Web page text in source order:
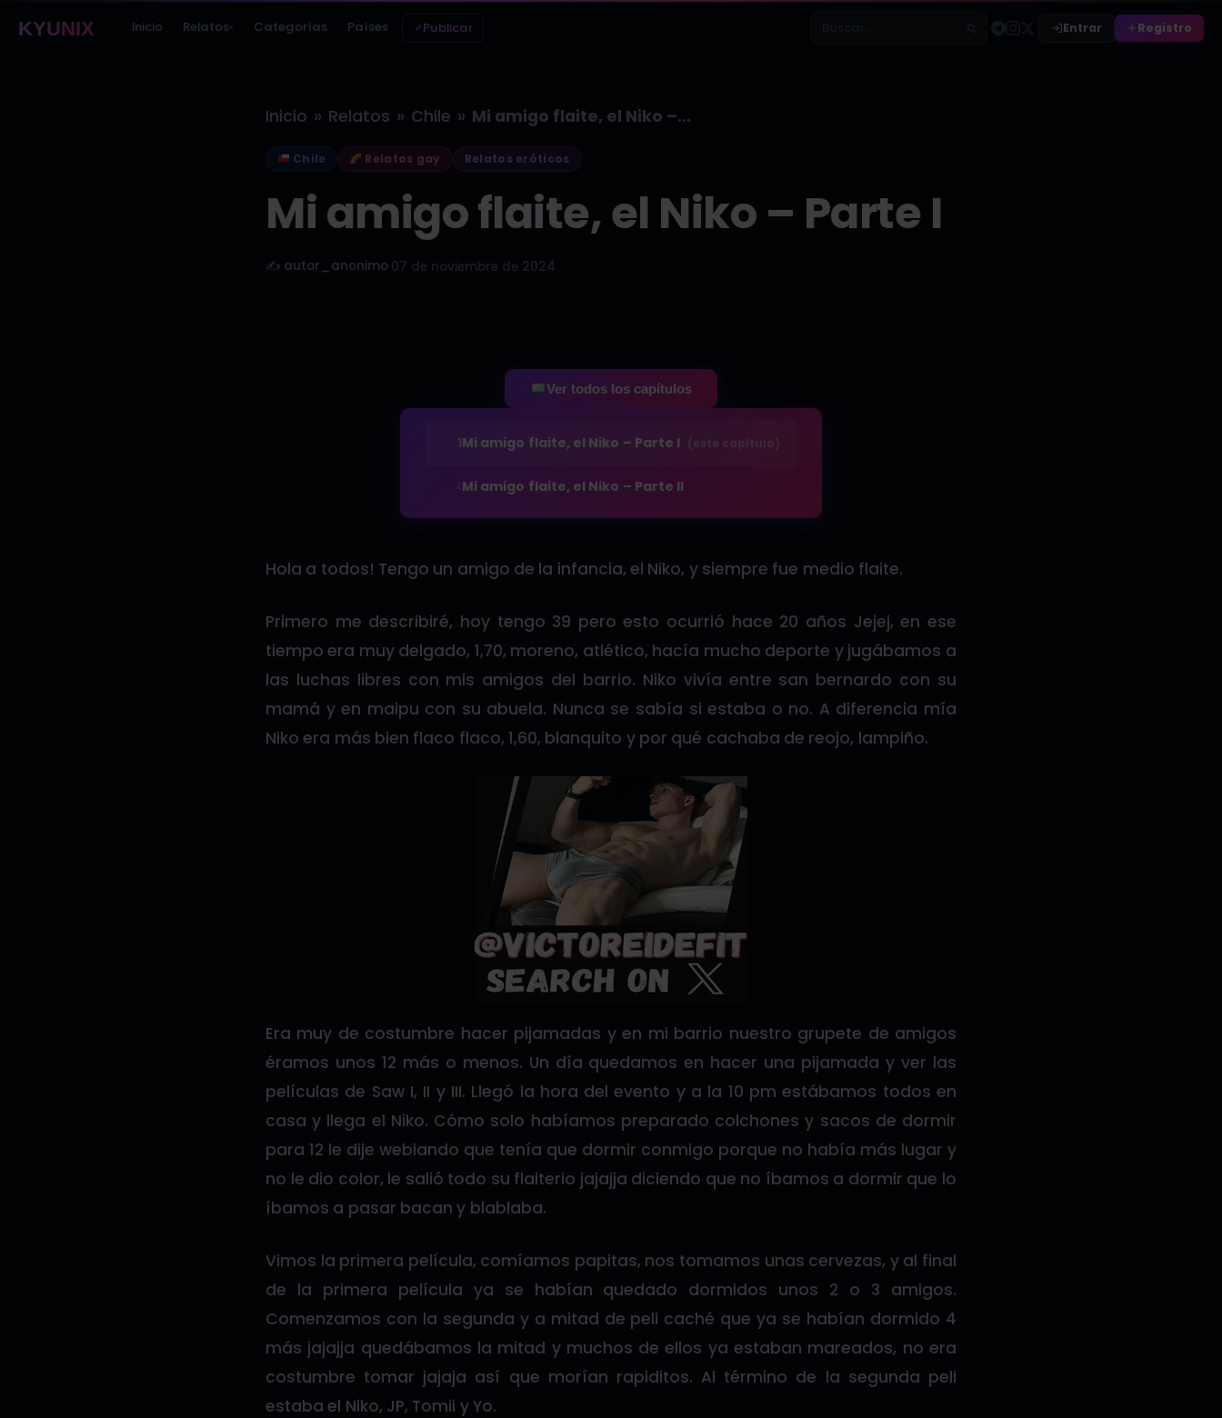
KYUNIX Inicio Relatos▾ Categorías Países Publicar Entrar Registro
Inicio » Relatos » Chile » Mi amigo flaite, el Niko –…
Chile Relatos gay Relatos eróticos
Mi amigo flaite, el Niko – Parte I
✍️ autor_anonimo 07 de noviembre de 2024
Ver todos los capítulos
1Mi amigo flaite, el Niko – Parte I (este capítulo)
Mi amigo flaite, el Niko – Parte II
Hola a todos! Tengo un amigo de la infancia, el Niko, y siempre fue medio flaite.
Primero me describiré, hoy tengo 39 pero esto ocurrió hace 20 años Jejej, en ese
tiempo era muy delgado, 1,70, moreno, atlético, hacía mucho deporte y jugábamos a
las luchas libres con mis amigos del barrio. Niko vivía entre san bernardo con su
mamá y en maipu con su abuela. Nunca se sabía si estaba o no. A diferencia mía
Niko era más bien flaco flaco, 1,60, blanquito y por qué cachaba de reojo, lampiño.
Era muy de costumbre hacer pijamadas y en mi barrio nuestro grupete de amigos
éramos unos 12 más o menos. Un día quedamos en hacer una pijamada y ver las
películas de Saw I, II y III. Llegó la hora del evento y a la 10 pm estábamos todos en
casa y llega el Niko. Cómo solo habíamos preparado colchones y sacos de dormir
para 12 le dije webiando que tenía que dormir conmigo porque no había más lugar y
no le dio color, le salió todo su flaiterio jajajja diciendo que no íbamos a dormir que lo
íbamos a pasar bacan y blablaba.
Vimos la primera película, comíamos papitas, nos tomamos unas cervezas, y al final
de la primera película ya se habían quedado dormidos unos 2 o 3 amigos.
Comenzamos con la segunda y a mitad de peli caché que ya se habían dormido 4
más jajajja quedábamos la mitad y muchos de ellos ya estaban mareados, no era
costumbre tomar jajaja así que morían rapiditos. Al término de la segunda peli
estaba el Niko, JP, Tomii y Yo.